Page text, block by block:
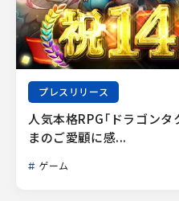
プレスリリース
人気本格RPG「ドラゴンタ
まのご愛顧に感...
ゲーム